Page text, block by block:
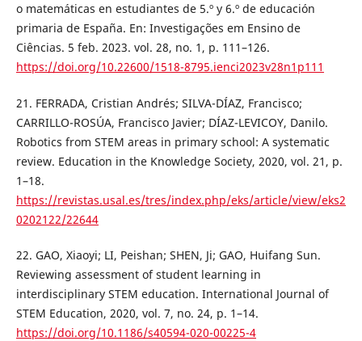
o matemáticas en estudiantes de 5.º y 6.º de educación
primaria de España. En: Investigações em Ensino de
Ciências. 5 feb. 2023. vol. 28, no. 1, p. 111–126.
https://doi.org/10.22600/1518-8795.ienci2023v28n1p111
21. FERRADA, Cristian Andrés; SILVA-DÍAZ, Francisco;
CARRILLO-ROSÚA, Francisco Javier; DÍAZ-LEVICOY, Danilo.
Robotics from STEM areas in primary school: A systematic
review. Education in the Knowledge Society, 2020, vol. 21, p.
1–18.
https://revistas.usal.es/tres/index.php/eks/article/view/eks2
0202122/22644
22. GAO, Xiaoyi; LI, Peishan; SHEN, Ji; GAO, Huifang Sun.
Reviewing assessment of student learning in
interdisciplinary STEM education. International Journal of
STEM Education, 2020, vol. 7, no. 24, p. 1–14.
https://doi.org/10.1186/s40594-020-00225-4